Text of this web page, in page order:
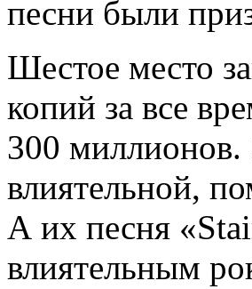
песни были
Шестое место
копий за все
300 миллионов.
влиятельной,
А их песня
влиятельным